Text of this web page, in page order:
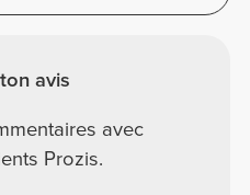
avis
avec
Prozis.